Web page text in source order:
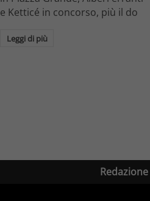
e Ketticé in concorso, più il do
Leggi di più
Redazione